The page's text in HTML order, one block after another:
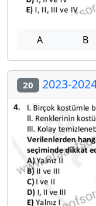
A B
20 2023-